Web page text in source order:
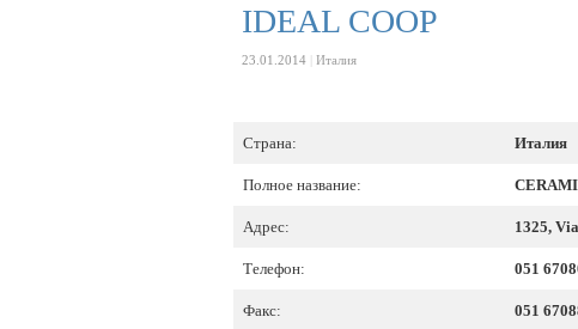
IDEAL COOP
23.01.2014 Италия
Страна: Италия
Полное название:
Адрес: 1325,
Телефон: 051
Факс: 051